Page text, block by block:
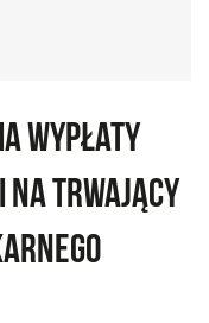
wypłaty
na trwający